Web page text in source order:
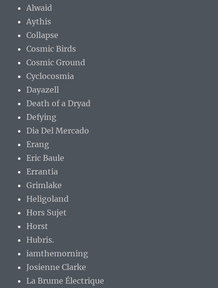
Alwaid
Aythis
Collapse
Cosmic Birds
Cosmic Ground
Cyclocosmia
Dayazell
Death of a Dryad
Defying
Dia Del Mercado
Erang
Eric Baule
Errantia
Grimlake
Heligoland
Hors Sujet
Horst
Hubris.
iamthemorning
Josienne Clarke
La Brume Électrique